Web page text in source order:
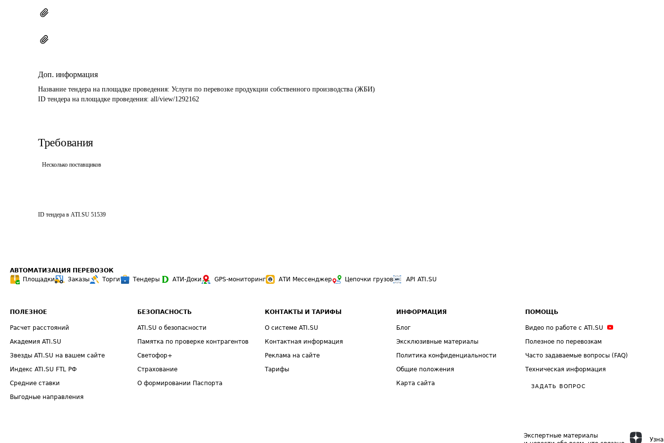
Доп. информация
Название тендера на площадке проведения: Услуги по перевозке продукции собственного производства (ЖБИ)
ID тендера на площадке проведения: all/view/1292162
Требования
Несколько поставщиков
ID тендера в ATI.SU 51539
АВТОМАТИЗАЦИЯ ПЕРЕВОЗОК
Площадки
Заказы Торги Тендеры АТИ-Доки GPS-мониторинг АТИ Мессенджер Цепочки грузов API ATI.SU
ПОЛЕЗНОЕ
Расчет расстояний
Академия ATI.SU
Звезды ATI.SU на вашем сайте
Индекс ATI.SU FTL РФ
Средние ставки
Выгодные направления
БЕЗОПАСНОСТЬ
ATI.SU о безопасности
Памятка по проверке контрагентов
Светофор+
Страхование
О формировании Паспорта
КОНТАКТЫ И ТАРИФЫ
О системе ATI.SU
Контактная информация
Реклама на сайте
Тарифы
ИНФОРМАЦИЯ
Блог
Эксклюзивные материалы
Политика конфиденциальности
Общие положения
Карта сайта
ПОМОЩЬ
Видео по работе с ATI.SU
Полезное по перевозкам
Часто задаваемые вопросы (FAQ)
Техническая информация
ЗАДАТЬ ВОПРОС
Экспертные материалы